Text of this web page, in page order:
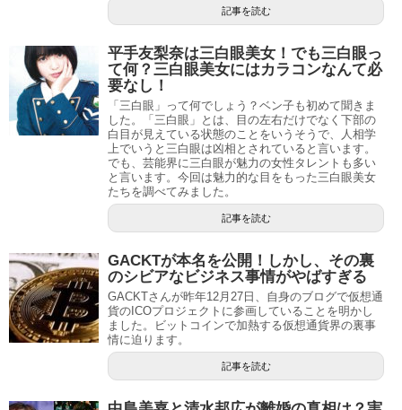
記事を読む
平手友梨奈は三白眼美女！でも三白眼っ
て何？三白眼美女にはカラコンなんて必
要なし！
「三白眼」って何でしょう？ベン子も初めて聞きま
した。「三白眼」とは、目の左右だけでなく下部の
白目が見えている状態のことをいうそうで、人相学
上でいうと三白眼は凶相とされていると言います。
でも、芸能界に三白眼が魅力の女性タレントも多い
と言います。今回は魅力的な目をもった三白眼美女
たちを調べてみました。
記事を読む
GACKTが本名を公開！しかし、その裏
のシビアなビジネス事情がやばすぎる
GACKTさんが昨年12月27日、自身のブログで仮想通
貨のICOプロジェクトに参画していることを明かし
ました。ビットコインで加熱する仮想通貨界の裏事
情に迫ります。
記事を読む